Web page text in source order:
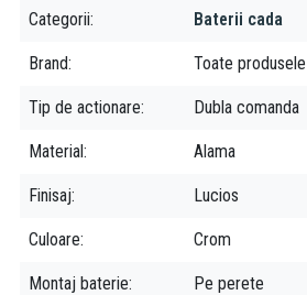
Categorii Baterii cada
Brand Toate produsele
Tip de actionare Dubla comanda
Material Alama
Finisaj Lucios
Culoare Crom
Montaj baterie Pe perete